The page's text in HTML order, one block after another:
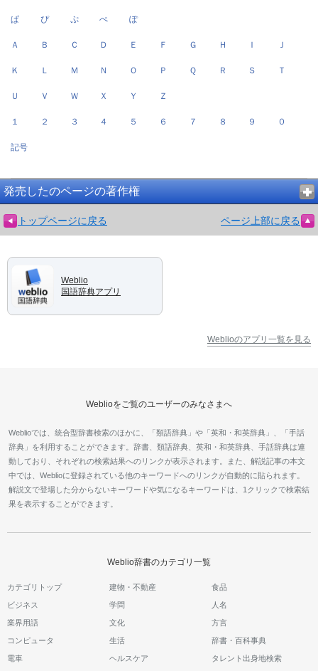
ぱ ぴ ぷ ぺ ぽ
Ａ Ｂ Ｃ Ｄ Ｅ Ｆ Ｇ Ｈ Ｉ Ｊ
Ｋ Ｌ Ｍ Ｎ Ｏ Ｐ Ｑ Ｒ Ｓ Ｔ
Ｕ Ｖ Ｗ Ｘ Ｙ Ｚ
１ ２ ３ ４ ５ ６ ７ ８ ９ ０
記号
発売したのページの著作権
トップページに戻る ページ上部に戻る
Weblio
国語辞典アプリ
Weblioのアプリ一覧を見る
Weblioをご覧のユーザーのみなさまへ
Weblioでは、統合型辞書検索のほかに、「類語辞典」や「英和・和英辞典」、「手話
辞典」を利用することができます。辞書、類語辞典、英和・和英辞典、手話辞典は連
動しており、それぞれの検索結果へのリンクが表示されます。また、解説記事の本文
中では、Weblioに登録されている他のキーワードへのリンクが自動的に貼られます。
解説文で登場した分からないキーワードや気になるキーワードは、1クリックで検索結
果を表示することができます。
Weblio辞書のカテゴリ一覧
カテゴリトップ 建物・不動産 食品
ビジネス 学問 人名
業界用語 文化 方言
コンピュータ 生活 辞書・百科事典
電車 ヘルスケア タレント出身地検索